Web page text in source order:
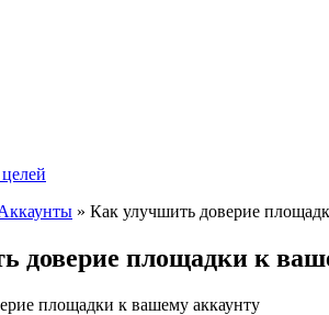
» Как улучшить доверие
доверие площадки к